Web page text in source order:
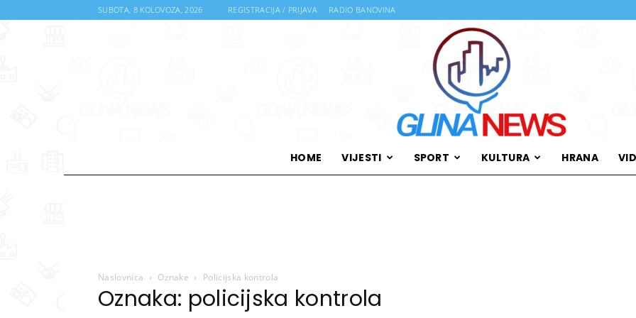
SUBOTA, 8 KOLOVOZA, 2026 REGISTRACIJA / PRIJAVA RADIO BANOVINA
HOME VIJESTI SPORT KULTURA HRANA
Naslovnica Oznake Policijska kontrola
Oznaka: policijska kontrola